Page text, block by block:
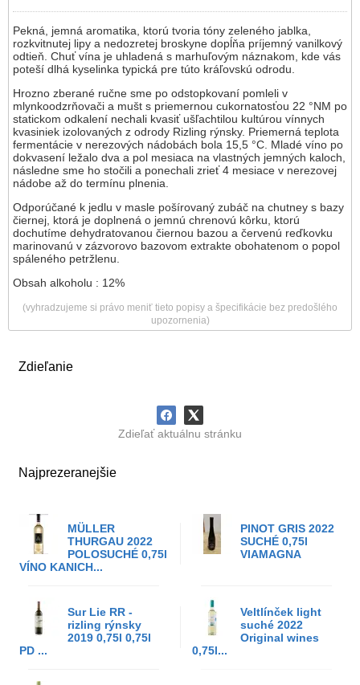
Zdieľanie
Zdieľať aktuálnu stránku
Najprezeranejšie
MÜLLER
THURGAU 2022
POLOSUCHÉ 0,75l
VÍNO KANICH...
PINOT GRIS 2022
SUCHÉ 0,75l
VIAMAGNA
Sur Lie RR -
rizling rýnsky
2019 0,75l 0,75l
PD ...
Veltlínček light
suché 2022
Original wines
0,75l...
Pekná, jemná aromatika, ktorú tvoria tóny zeleného jablka,
rozkvitnutej lipy a nedozretej broskyne dopĺňa príjemný vanilkový
odtieň. Chuť vína je uhladená s marhuľovým náznakom, kde vás
poteší dlhá kyselinka typická pre túto kráľovskú odrodu.
Hrozno zberané ručne sme po odstopkovaní pomleli v
mlynkoodzrňovači a mušt s priemernou cukornatosťou 22 °NM po
statickom odkalení nechali kvasiť ušľachtilou kultúrou vínnych
kvasiniek izolovaných z odrody Rizling rýnsky. Priemerná teplota
fermentácie v nerezových nádobách bola 15,5 °C. Mladé víno po
dokvasení ležalo dva a pol mesiaca na vlastných jemných kaloch,
následne sme ho stočili a ponechali zrieť 4 mesiace v nerezovej
nádobe až do termínu plnenia.
Odporúčané k jedlu v masle pošírovaný zubáč na chutney s bazy
čiernej, ktorá je doplnená o jemnú chrenovú kôrku, ktorú
dochutíme dehydratovanou čiernou bazou a červenú reďkovku
marinovanú v zázvorovo bazovom extrakte obohatenom o popol
spáleného petržlenu.
Obsah alkoholu : 12%
(vyhradzujeme si právo meniť tieto popisy a špecifikácie bez predošlého
upozornenia)